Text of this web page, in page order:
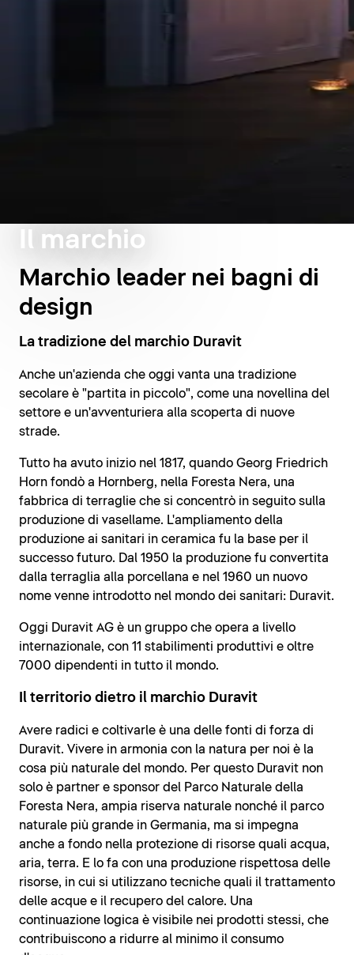
Il marchio
Marchio leader nei bagni di
design
La tradizione del marchio Duravit
Anche un'azienda che oggi vanta una tradizione
secolare è "partita in piccolo", come una novellina del
settore e un'avventuriera alla scoperta di nuove
strade.
Tutto ha avuto inizio nel 1817, quando Georg Friedrich
Horn fondò a Hornberg, nella Foresta Nera, una
fabbrica di terraglie che si concentrò in seguito sulla
produzione di vasellame. L'ampliamento della
produzione ai sanitari in ceramica fu la base per il
successo futuro. Dal 1950 la produzione fu convertita
dalla terraglia alla porcellana e nel 1960 un nuovo
nome venne introdotto nel mondo dei sanitari: Duravit.
Oggi Duravit AG è un gruppo che opera a livello
internazionale, con 11 stabilimenti produttivi e oltre
7000 dipendenti in tutto il mondo.
Il territorio dietro il marchio Duravit
Avere radici e coltivarle è una delle fonti di forza di
Duravit. Vivere in armonia con la natura per noi è la
cosa più naturale del mondo. Per questo Duravit non
solo è partner e sponsor del Parco Naturale della
Foresta Nera, ampia riserva naturale nonché il parco
naturale più grande in Germania, ma si impegna
anche a fondo nella protezione di risorse quali acqua,
aria, terra. E lo fa con una produzione rispettosa delle
risorse, in cui si utilizzano tecniche quali il trattamento
delle acque e il recupero del calore. Una
continuazione logica è visibile nei prodotti stessi, che
contribuiscono a ridurre al minimo il consumo